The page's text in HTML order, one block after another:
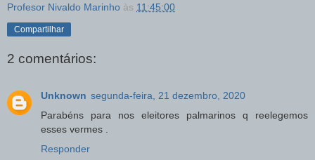
Profesor Nivaldo Marinho às 11:45:00
Compartilhar
2 comentários:
Unknown segunda-feira, 21 dezembro, 2020
Parabéns para nos eleitores palmarinos q reelegemos
esses vermes .
Responder